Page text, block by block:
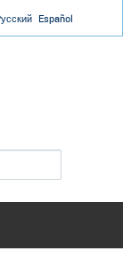
Español